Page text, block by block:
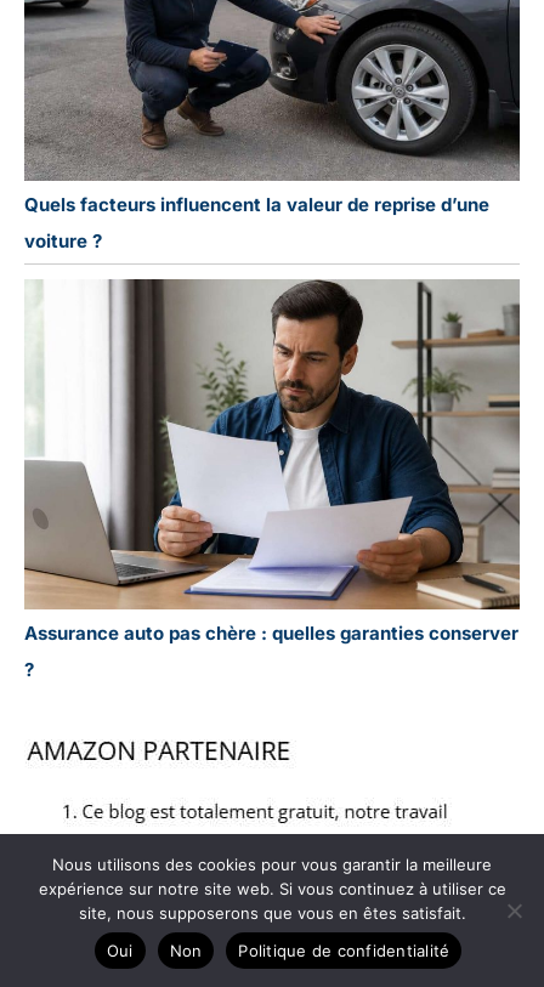
Quels facteurs influencent la valeur de reprise d’une
voiture ?
Assurance auto pas chère : quelles garanties conserver
?
Nous utilisons des cookies pour vous garantir la meilleure
expérience sur notre site web. Si vous continuez à utiliser ce
site, nous supposerons que vous en êtes satisfait.
Oui
Non Politique de confidentialité